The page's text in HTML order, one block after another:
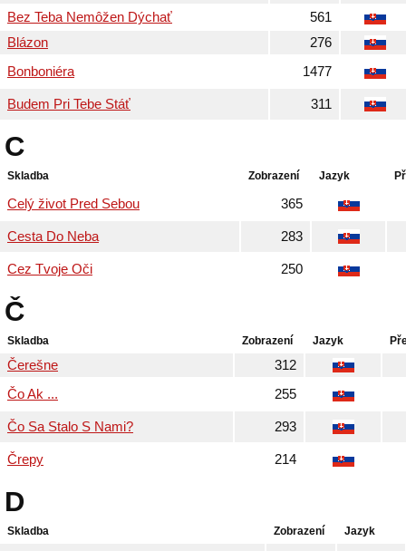
Bez Teba Nemôžen Dýchať
561
Blázon
276
Bonboniéra
1477
Budem Pri Tebe Stáť 311
C
Skladba Zobrazení Jazyk
Celý život Pred Sebou 365
Cesta Do Neba 283
Cez Tvoje Oči 250
Č
Skladba Zobrazení Jazyk
Čerešne
312
Čo Ak ...
255
Čo Sa Stalo S Nami? 293
Črepy 214
D
Skladba Zobrazení Jazyk